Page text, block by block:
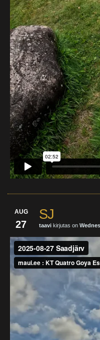
AUG
27
SJ
taavi kirjutas on